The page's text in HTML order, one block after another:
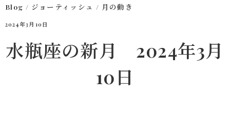
Blog / ジョーティッシュ / 月の動き
2024年3月10日
水瓶座の新月 2024年3月
10日